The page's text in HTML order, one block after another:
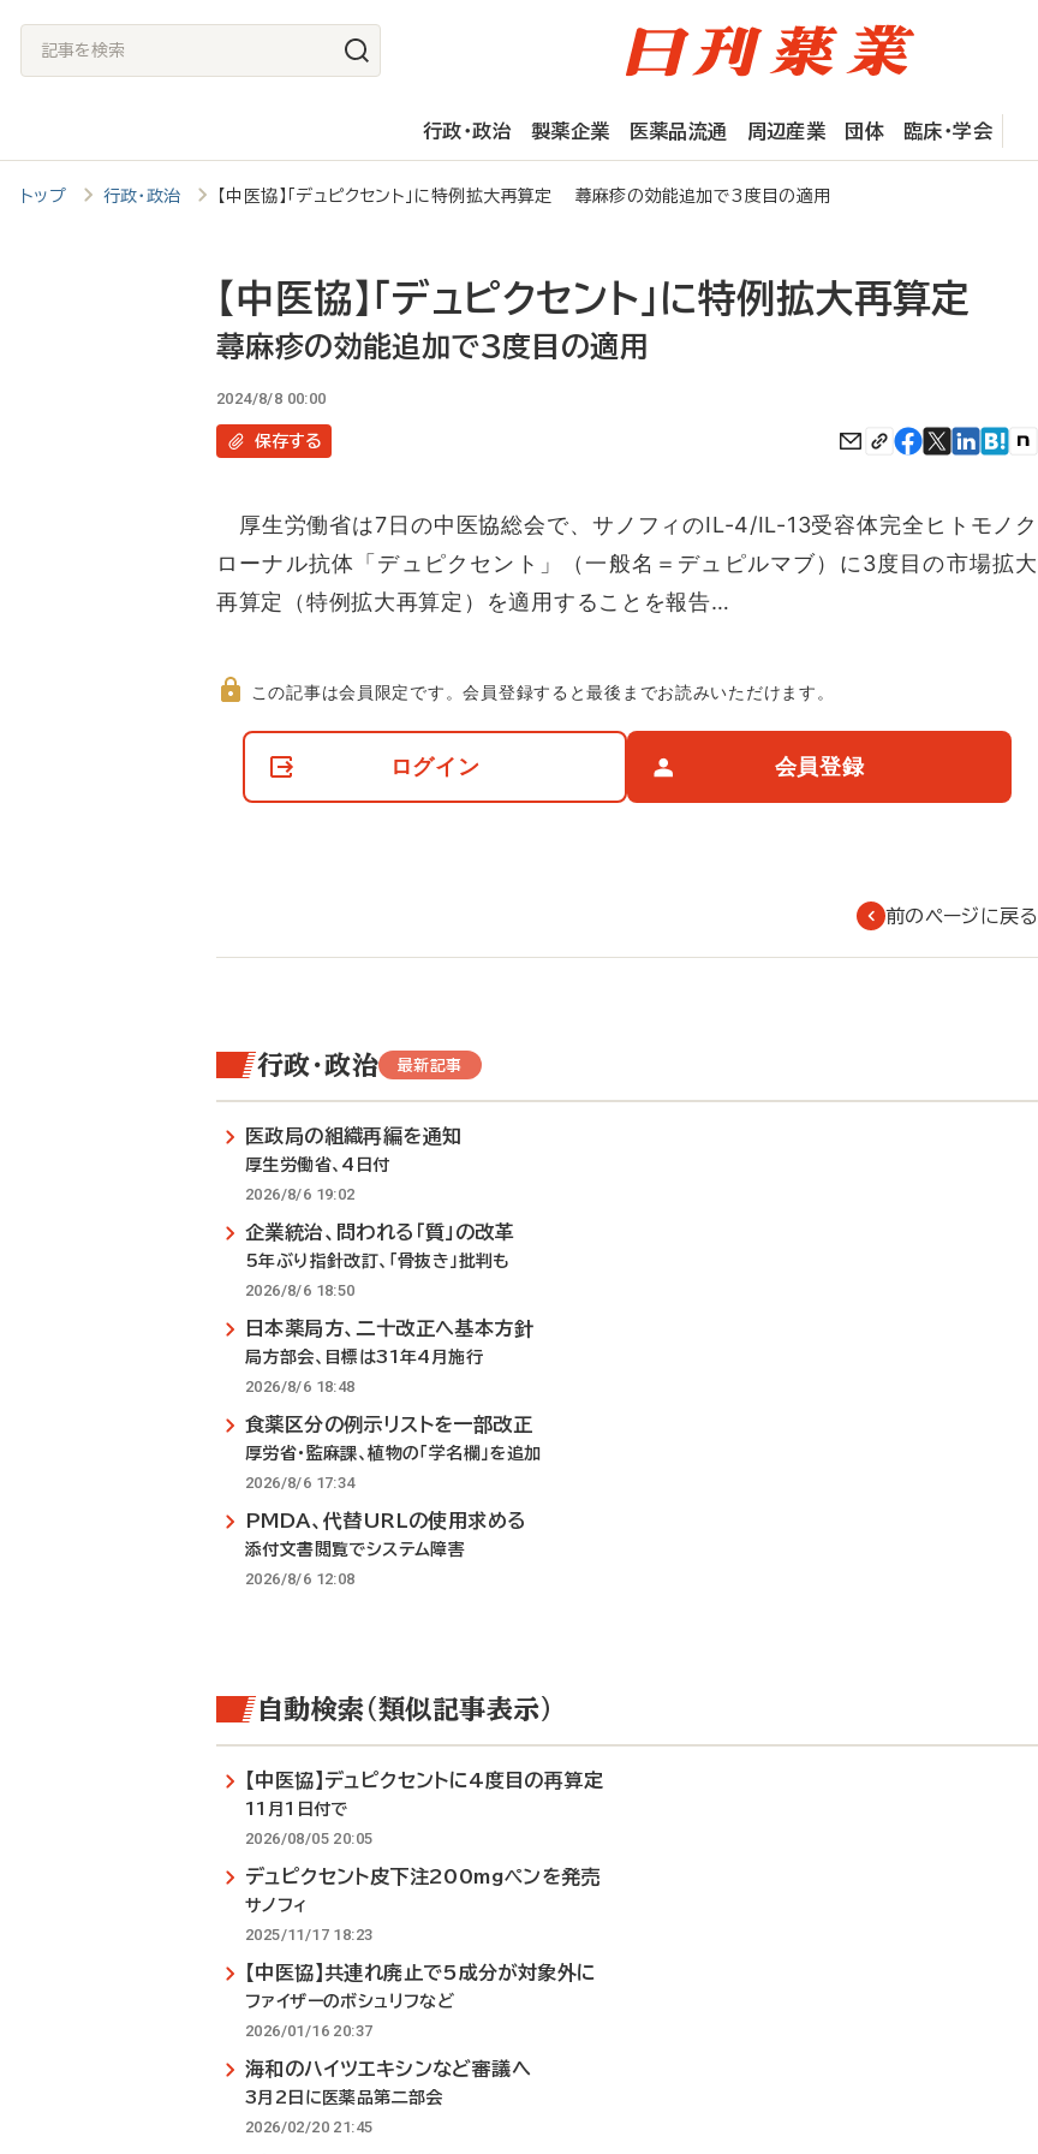
記
事
検
索
行政・政治 製薬企業 医薬品流通 周辺産業 団体 臨床・学会
トップ 行政・政治 【中医協】「デュピクセント」に特例拡大再算定 蕁麻疹の効能追加で3度目の適用
【中医協】「デュピクセント」に特例拡大再算定
蕁麻疹の効能追加で3度目の適用
2024/8/8 00:00
保存する
厚生労働省は7日の中医協総会で、サノフィのIL-4/IL-13受容体完全ヒトモノク
ローナル抗体「デュピクセント」（一般名＝デュピルマブ）に3度目の市場拡大
再算定（特例拡大再算定）を適用することを報告…
て
この記事は会員限定です。会員登録すると最後までお読みいただけます。
ログイン 会員登録
前のページに戻る
行政・政治 最新記事
医政局の組織再編を通知
厚生労働省、4日付
2026/8/6 19:02
企業統治、問われる「質」の改革
5年ぶり指針改訂、「骨抜き」批判も
2026/8/6 18:50
日本薬局方、二十改正へ基本方針
局方部会、目標は31年4月施行
2026/8/6 18:48
食薬区分の例示リストを一部改正
厚労省・監麻課、植物の「学名欄」を追加
2026/8/6 17:34
PMDA、代替URLの使用求める
添付文書閲覧でシステム障害
2026/8/6 12:08
自動検索（類似記事表示）
【中医協】デュピクセントに4度目の再算定
11月1日付で
2026/08/05 20:05
デュピクセント皮下注200mgペンを発売
サノフィ
2025/11/17 18:23
【中医協】共連れ廃止で5成分が対象外に
ファイザーのボシュリフなど
2026/01/16 20:37
海和のハイツエキシンなど審議へ
3月2日に医薬品第二部会
2026/02/20 21:45